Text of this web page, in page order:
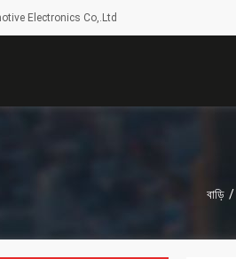
Electronics Co,.Ltd
বাড়ি /